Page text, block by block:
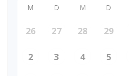
M D M D
26 27 28 29
2 3 4 5